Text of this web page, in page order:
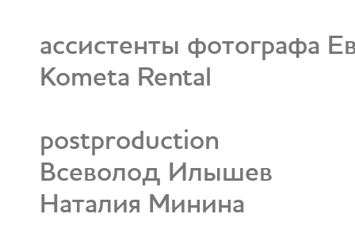
ассистенты фотографа
Kometa Rental
postproduction
Всеволод Илышев
Наталия Минина